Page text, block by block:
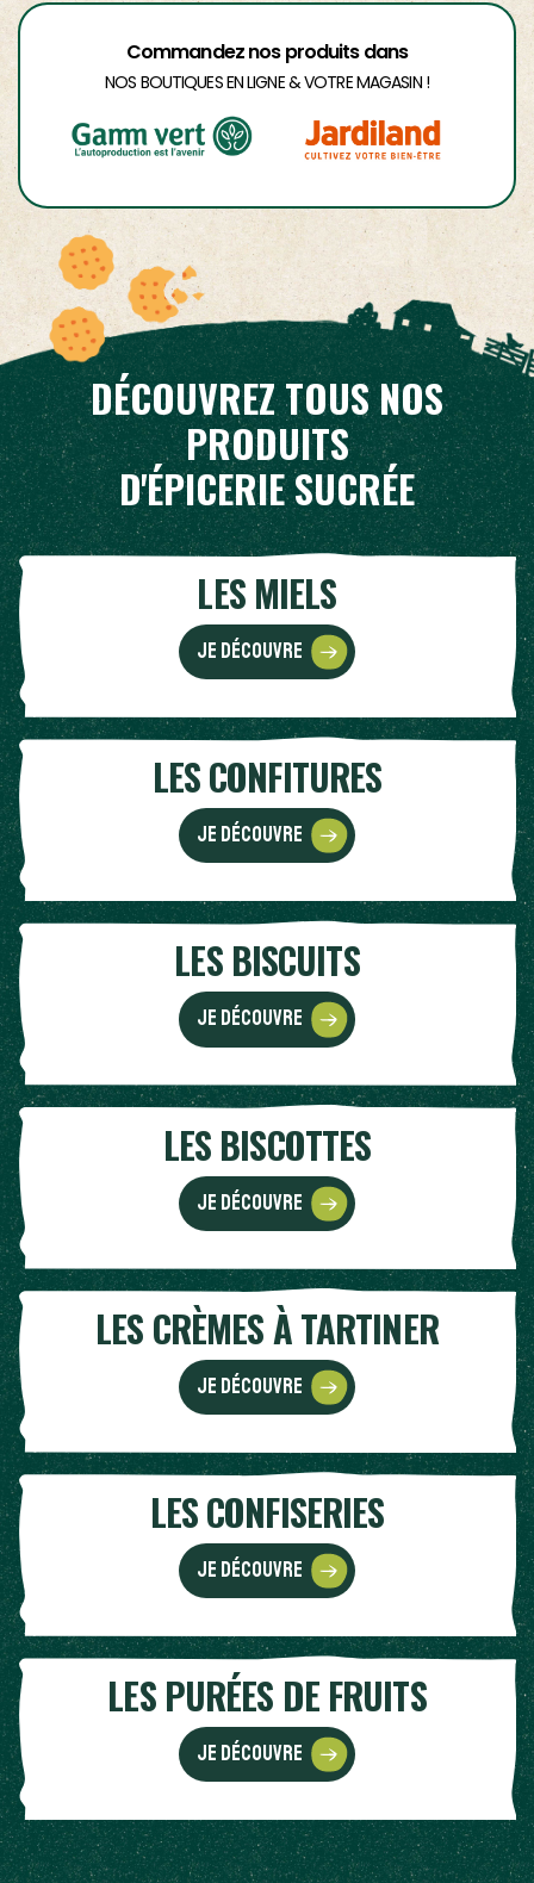
Commandez nos produits dans
NOS BOUTIQUES EN LIGNE & VOTRE MAGASIN !
DÉCOUVREZ TOUS NOS
PRODUITS
D'ÉPICERIE SUCRÉE
LES MIELS
Je découvre
LES CONFITURES
Je découvre
LES BISCUITS
Je découvre
LES BISCOTTES
Je découvre
LES CRÈMES À TARTINER
Je découvre
LES CONFISERIES
Je découvre
LES PURÉES DE FRUITS
Je découvre